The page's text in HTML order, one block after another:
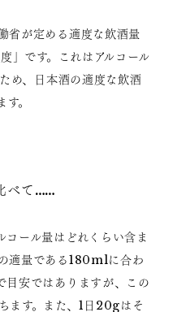
省が定める適度な飲酒量
」です。これはアルコール
め、日本酒の適度な飲酒
。
べて……
コール量はどれくらい含ま
適量である180mlに合わ
目安ではありますが、この
ます。また、1日20gはそ